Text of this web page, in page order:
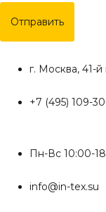
Отправить
г. Москва, 41-
+7 (495) 109-
Пн-Вс 10:00-
info@in-tex.su